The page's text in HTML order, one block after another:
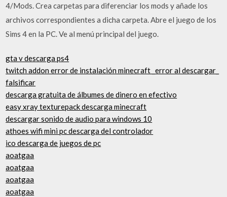
4/Mods. Crea carpetas para diferenciar los mods y añade los
archivos correspondientes a dicha carpeta. Abre el juego de los
Sims 4 en la PC. Ve al menú principal del juego.
gta v descarga ps4
twitch addon error de instalación minecraft _error al descargar_
falsificar
descarga gratuita de álbumes de dinero en efectivo
easy xray texturepack descarga minecraft
descargar sonido de audio para windows 10
athoes wifi mini pc descarga del controlador
ico descarga de juegos de pc
aoatgaa
aoatgaa
aoatgaa
aoatgaa